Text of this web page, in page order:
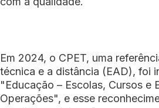
Em 2024, o CPET, uma
técnica e a distância (EAD), foi
"Educação – Escolas, Cursos e
Operações", e esse